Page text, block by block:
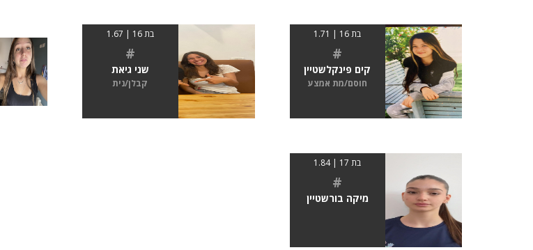
בת 16 | 1.71
#
קים פינקלשטיין
חוסם/מת אמצע
בת 16 | 1.67
#
שני גיאת
קבלן/נית
בת 17 | 1.84
#
מיקה בורשטיין